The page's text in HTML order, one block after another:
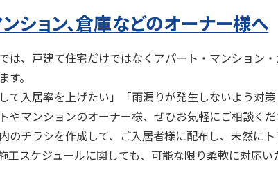
ション、倉庫などのオーナー様へ
は、戸建て住宅だけではなくアパート・マンション
。
て入居率を上げたい」「雨漏りが発生しないよう対
やマンションのオーナー様、ぜひお気軽にご相談くだ
のチラシを作成して、ご入居者様に配布し、未然に
工スケジュールに関しても、可能な限り柔軟に対応い